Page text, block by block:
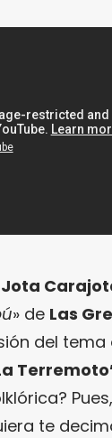
Jota
» de Las
del
te